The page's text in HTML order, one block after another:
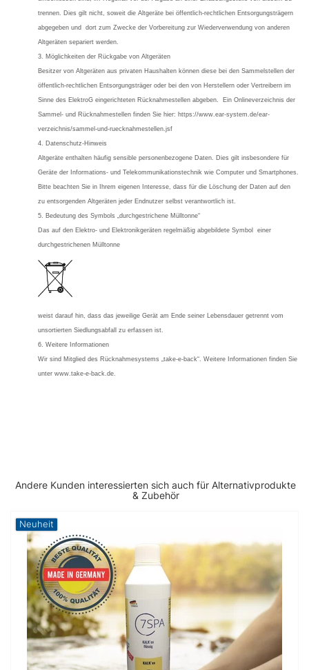
trennen. Dies gilt nicht, soweit die Altgeräte bei öffentlich-rechtlichen Entsorgungsträgern
abgegeben und dort zum Zwecke der Vorbereitung zur Wiederverwendung von anderen
Altgeräten separiert werden.
3. Möglichkeiten der Rückgabe von Altgeräten
Besitzer von Altgeräten aus privaten Haushalten können diese bei den Sammelstellen der
öffentlich-rechtlichen Entsorgungsträger oder bei den von Herstellern oder Vertreibern im
Sinne des ElektroG eingerichteten Rücknahmestellen abgeben. Ein Onlineverzeichnis der
Sammel- und Rücknahmestellen finden Sie hier: https://www.ear-system.de/ear-
verzeichnis/sammel-und-ruecknahmestellen.jsf
4. Datenschutz-Hinweis
Altgeräte enthalten häufig sensible personenbezogene Daten. Dies gilt insbesondere für
Geräte der Informations- und Telekommunikationstechnik wie Computer und Smartphones.
Bitte beachten Sie in Ihrem eigenen Interesse, dass für die Löschung der Daten auf den
zu entsorgenden Altgeräten jeder Endnutzer selbst verantwortlich ist.
5. Bedeutung des Symbols „durchgestrichene Mülltonne“
Das auf den Elektro- und Elektronikgeräten regelmäßig abgebildete Symbol einer
durchgestrichenen Mülltonne
weist darauf hin, dass das jeweilige Gerät am Ende seiner Lebensdauer getrennt vom
unsortierten Siedlungsabfall zu erfassen ist.
6. Weitere Informationen
Wir sind Mitglied des Rücknahmesystems „take-e-back“. Weitere Informationen finden Sie
unter www.take-e-back.de.
Andere Kunden interessierten sich auch für Alternativprodukte
& Zubehör
Neuheit